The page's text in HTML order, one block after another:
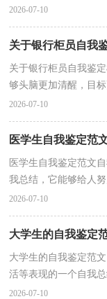
们是时候回头做好总
2026-07-10
关于银行柜员自我
关于银行柜员自我鉴
够头脑更加清醒，目
定。那么你知道自我
2026-07-10
医学生自我鉴定范
医学生自我鉴定范文
我总结，它能够给人
么自我鉴定要注意有
2026-07-10
大学生的自我鉴定
大学生的自我鉴定范
活等表现的一个自我
备一份自我鉴定吧。
2026-07-10